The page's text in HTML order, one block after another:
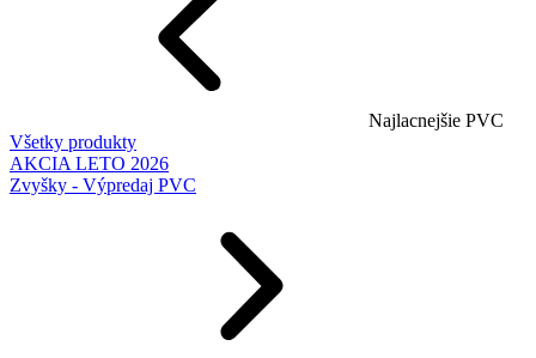
Najlacnejšie PVC
Všetky produkty
AKCIA LETO 2026
Zvyšky - Výpredaj PVC